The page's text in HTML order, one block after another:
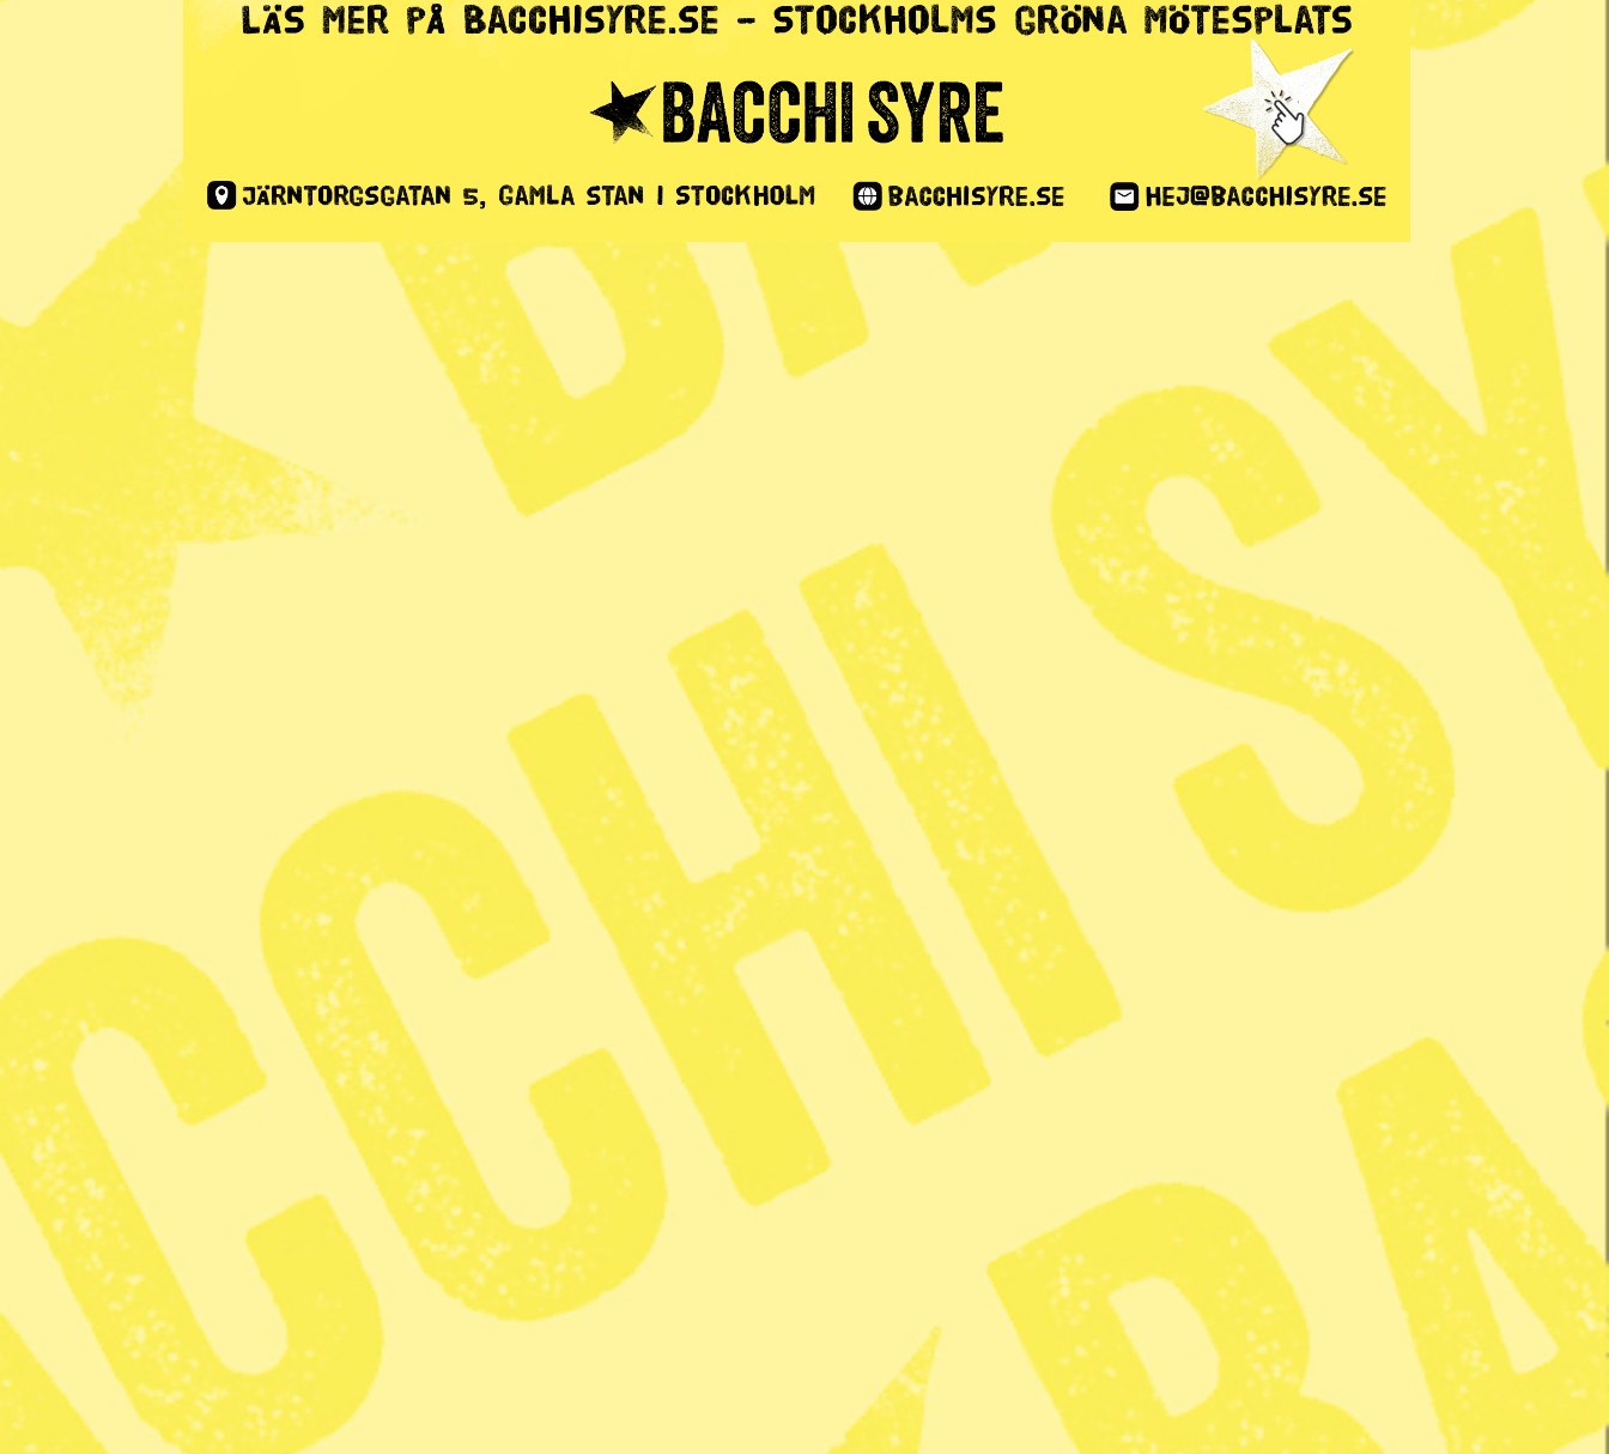
Variant av svininfluensa
hittad hos människa
En person i Storbritannien har smittats med variant av svininfluensa som annars ästan bara smittar mellan grisar Arkivbild. Foto: Johan Nilsson/TT
En variant av svininfluensa har för första gången bekräftats hos
människa i Storbritannien.
TT
ANNONS